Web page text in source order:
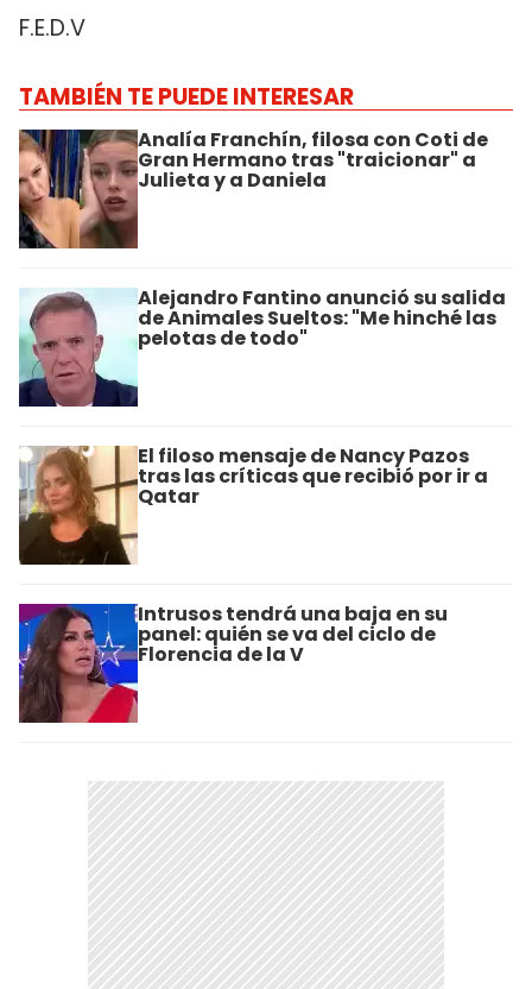
F.E.D.V
TAMBIÉN TE PUEDE INTERESAR
Analía Franchín, filosa con Coti de
Gran Hermano tras "traicionar" a
Julieta y a Daniela
Alejandro Fantino anunció su salida
de Animales Sueltos: "Me hinché las
pelotas de todo"
El filoso mensaje de Nancy Pazos
tras las críticas que recibió por ir a
Qatar
Intrusos tendrá una baja en su
panel: quién se va del ciclo de
Florencia de la V